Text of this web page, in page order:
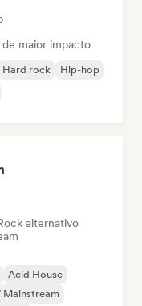
de maior impacto
Hard rock
Hip-hop
alternativo
Acid House